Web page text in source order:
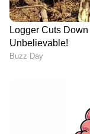
ഏഷ്യാനെറ്റ്